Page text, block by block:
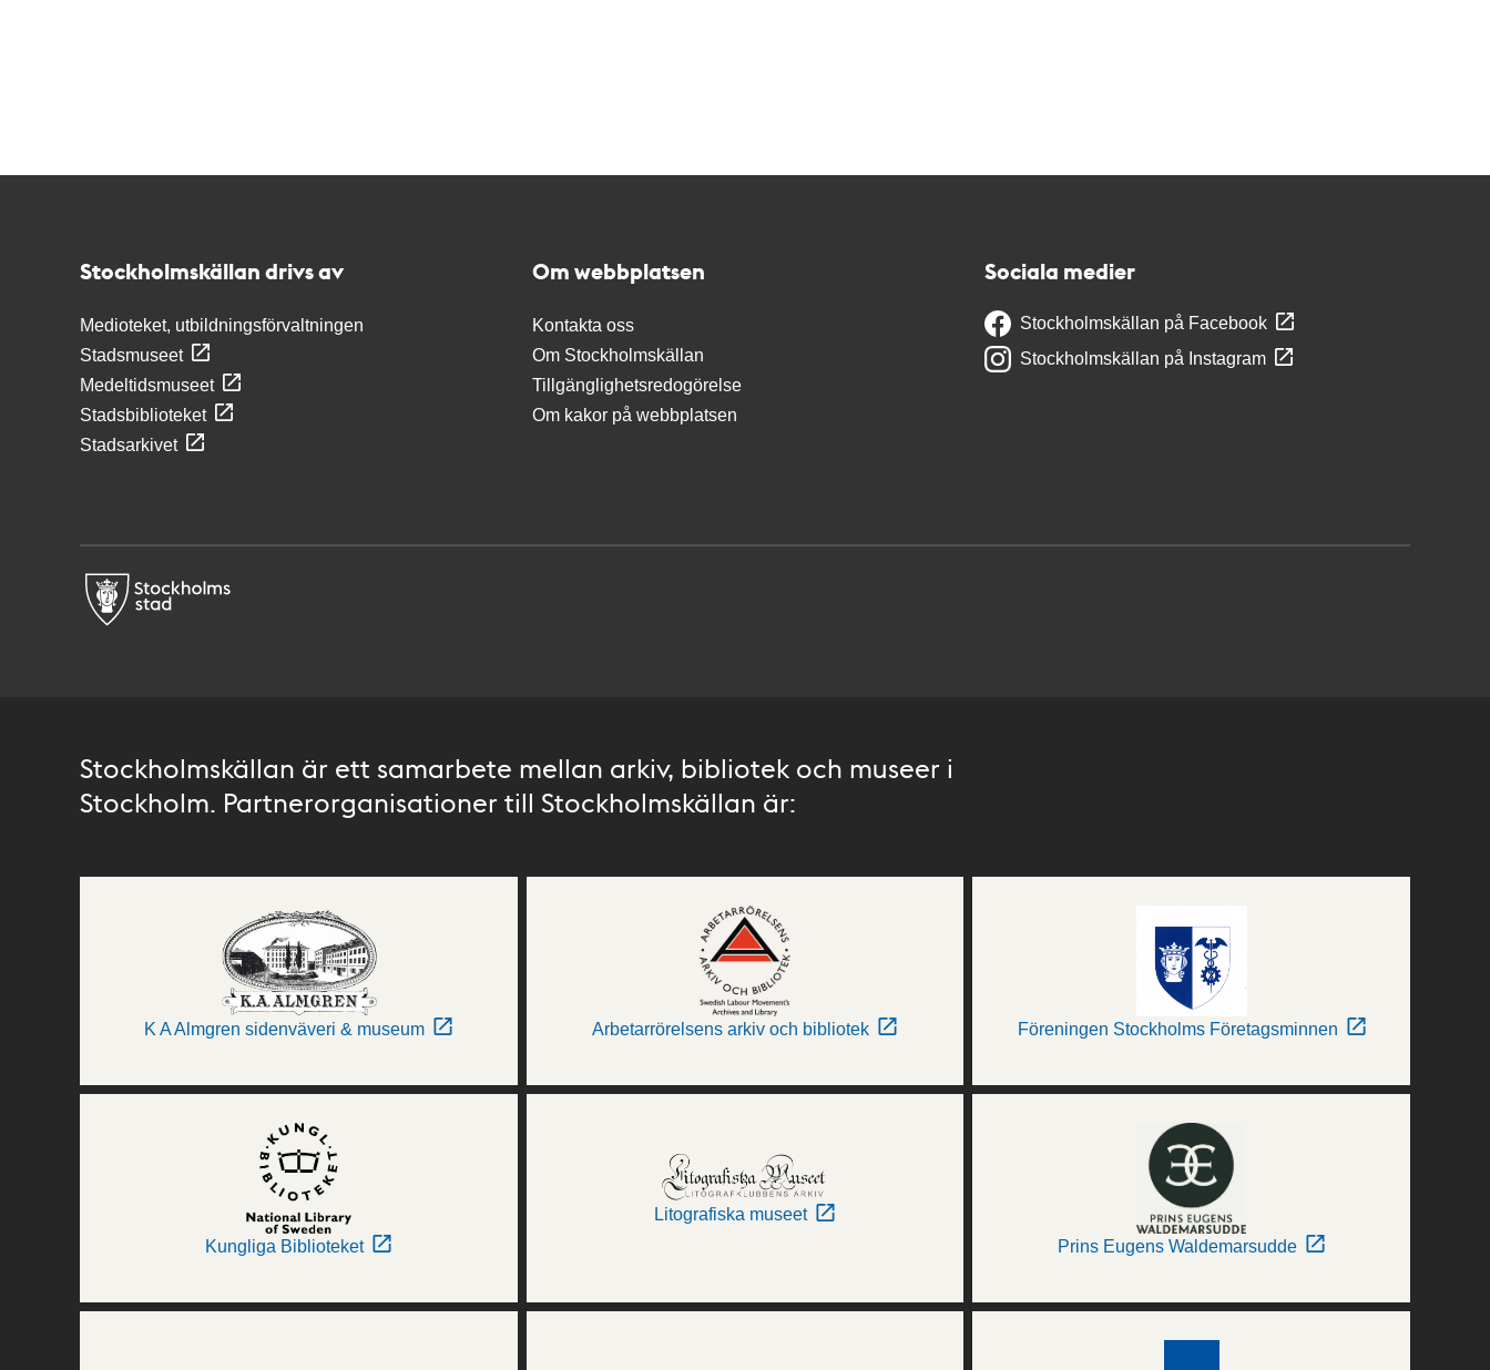
Stockholmskällan drivs av
Medioteket, utbildningsförvaltningen
Stadsmuseet
Medeltidsmuseet
Stadsbiblioteket
Stadsarkivet
Om webbplatsen
Kontakta oss
Om Stockholmskällan
Tillgänglighetsredogörelse
Om kakor på webbplatsen
Sociala medier
Stockholmskällan på Facebook
Stockholmskällan på Instagram
Stockholmskällan är ett samarbete mellan arkiv, bibliotek och museer i
Stockholm. Partnerorganisationer till Stockholmskällan är:
K A Almgren sidenväveri & museum Arbetarrörelsens arkiv och bibliotek Föreningen Stockholms Företagsminnen
Kungliga Biblioteket
Litografiska museet
Prins Eugens Waldemarsudde